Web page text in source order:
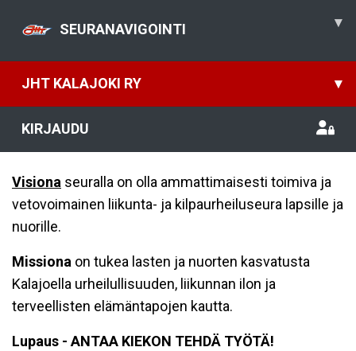
SEURANAVIGOINTI ▾
JHT KALAJOKI RY ▾
KIRJAUDU
Visiona seuralla on olla ammattimaisesti toimiva ja
vetovoimainen liikunta- ja kilpaurheiluseura lapsille ja
nuorille.
Missiona on tukea lasten ja nuorten kasvatusta
Kalajoella urheilullisuuden, liikunnan ilon ja
terveellisten elämäntapojen kautta.
Lupaus - ANTAA KIEKON TEHDÄ TYÖTÄ!